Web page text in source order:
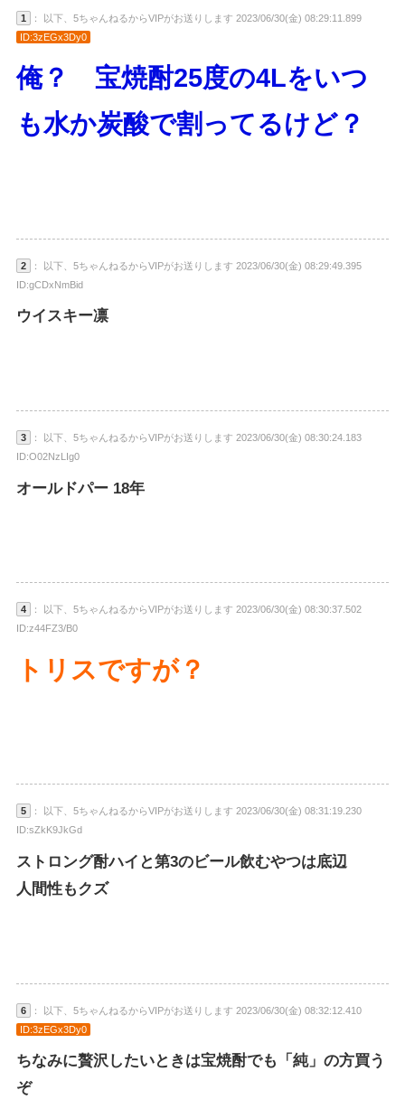
1
： 以下、5ちゃんねるからVIPがお送りします 2023/06/30(金) 08:29:11.899
ID:3zEGx3Dy0
俺？ 宝焼酎25度の4Lをいつ
も水か炭酸で割ってるけど？
2
： 以下、5ちゃんねるからVIPがお送りします 2023/06/30(金) 08:29:49.395
ID:gCDxNmBid
ウイスキー凛
3
： 以下、5ちゃんねるからVIPがお送りします 2023/06/30(金) 08:30:24.183
ID:O02NzLIg0
オールドパー 18年
4
： 以下、5ちゃんねるからVIPがお送りします 2023/06/30(金) 08:30:37.502
ID:z44FZ3/B0
トリスですが？
5
： 以下、5ちゃんねるからVIPがお送りします 2023/06/30(金) 08:31:19.230
ID:sZkK9JkGd
ストロング酎ハイと第3のビール飲むやつは底辺
人間性もクズ
6
： 以下、5ちゃんねるからVIPがお送りします 2023/06/30(金) 08:32:12.410
ID:3zEGx3Dy0
ちなみに贅沢したいときは宝焼酎でも「純」の方買う
ぞ